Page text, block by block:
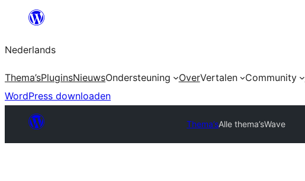
de
inhoud
Nederlands
Thema’sPluginsNieuwsOndersteuning OverVertalen Community
WordPress downloaden
Thema’sAlle thema’sWave